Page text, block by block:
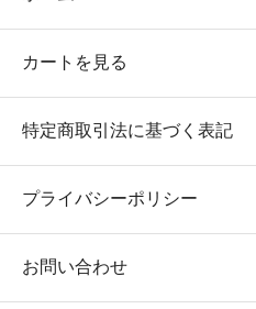
カートを見る
特定商取引法に基づく表記
プライバシーポリシー
お問い合わせ